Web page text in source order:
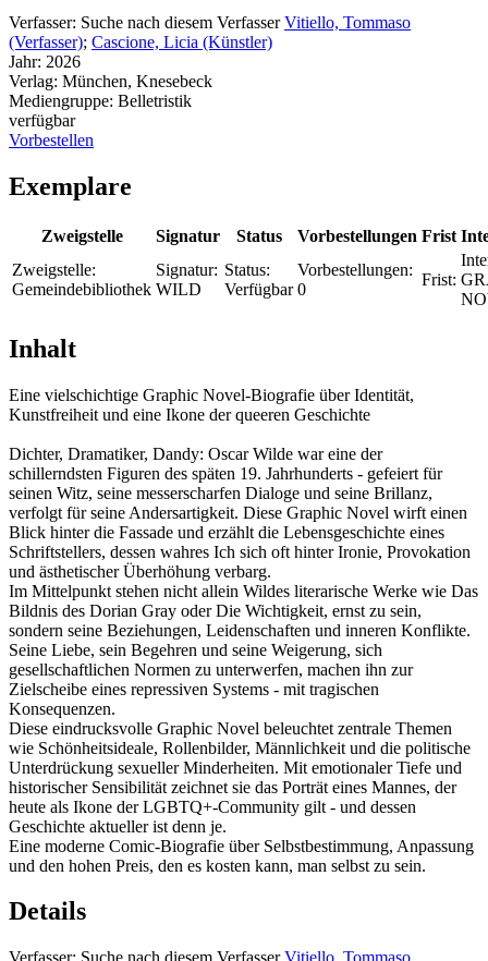
Verfasser: Suche nach diesem Verfasser Vitiello, Tommaso
(Verfasser); Cascione, Licia (Künstler)
Jahr: 2026
Verlag: München, Knesebeck
Mediengruppe: Belletristik
verfügbar
Vorbestellen
Exemplare
Zweigstelle Signatur Status Vorbestellungen Frist
Zweigstelle:
Gemeindebibliothek
Signatur:
WILD
Status:
Verfügbar
Vorbestellungen:
0
Frist:
Inhalt
Eine vielschichtige Graphic Novel-Biografie über Identität,
Kunstfreiheit und eine Ikone der queeren Geschichte
Dichter, Dramatiker, Dandy: Oscar Wilde war eine der
schillerndsten Figuren des späten 19. Jahrhunderts - gefeiert für
seinen Witz, seine messerscharfen Dialoge und seine Brillanz,
verfolgt für seine Andersartigkeit. Diese Graphic Novel wirft einen
Blick hinter die Fassade und erzählt die Lebensgeschichte eines
Schriftstellers, dessen wahres Ich sich oft hinter Ironie, Provokation
und ästhetischer Überhöhung verbarg.
Im Mittelpunkt stehen nicht allein Wildes literarische Werke wie Das
Bildnis des Dorian Gray oder Die Wichtigkeit, ernst zu sein,
sondern seine Beziehungen, Leidenschaften und inneren Konflikte.
Seine Liebe, sein Begehren und seine Weigerung, sich
gesellschaftlichen Normen zu unterwerfen, machen ihn zur
Zielscheibe eines repressiven Systems - mit tragischen
Konsequenzen.
Diese eindrucksvolle Graphic Novel beleuchtet zentrale Themen
wie Schönheitsideale, Rollenbilder, Männlichkeit und die politische
Unterdrückung sexueller Minderheiten. Mit emotionaler Tiefe und
historischer Sensibilität zeichnet sie das Porträt eines Mannes, der
heute als Ikone der LGBTQ+-Community gilt - und dessen
Geschichte aktueller ist denn je.
Eine moderne Comic-Biografie über Selbstbestimmung, Anpassung
und den hohen Preis, den es kosten kann, man selbst zu sein.
Details